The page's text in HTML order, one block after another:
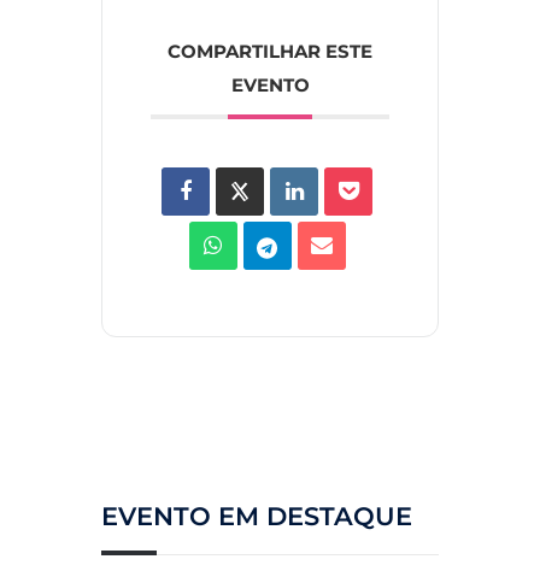
COMPARTILHAR ESTE
EVENTO
EVENTO EM DESTAQUE